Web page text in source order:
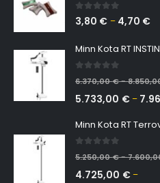
0 out of 5
3,80 € – 4,70 €
6.370,00€–
5.733,00 €–
5.250,00€–
4.725,00 €–